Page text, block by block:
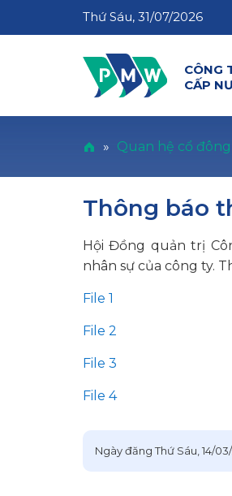
Thứ Sáu, 31/07/2026
CÔNG
CẤP
» Quan hệ cổ đông
Thông báo
Hội Đồng quản trị
nhân sự của công ty.
File 1
File 2
File 3
File 4
Ngày đăngThứ Sáu, 14/